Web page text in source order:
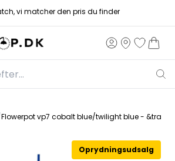
vi matcher den pris du finder
Flowerpot vp7 cobalt blue/twilight blue -
Oprydningsudsalg